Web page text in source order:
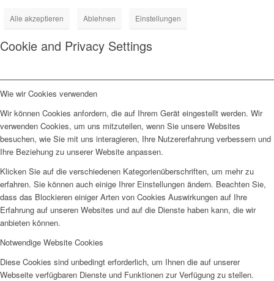
Alle akzeptieren Ablehnen Einstellungen
Cookie and Privacy Settings
Wie wir Cookies verwenden
Wir können Cookies anfordern, die auf Ihrem Gerät eingestellt werden. Wir
verwenden Cookies, um uns mitzuteilen, wenn Sie unsere Websites
besuchen, wie Sie mit uns interagieren, Ihre Nutzererfahrung verbessern und
Ihre Beziehung zu unserer Website anpassen.
Klicken Sie auf die verschiedenen Kategorienüberschriften, um mehr zu
erfahren. Sie können auch einige Ihrer Einstellungen ändern. Beachten Sie,
dass das Blockieren einiger Arten von Cookies Auswirkungen auf Ihre
Erfahrung auf unseren Websites und auf die Dienste haben kann, die wir
anbieten können.
Notwendige Website Cookies
Diese Cookies sind unbedingt erforderlich, um Ihnen die auf unserer
Webseite verfügbaren Dienste und Funktionen zur Verfügung zu stellen.